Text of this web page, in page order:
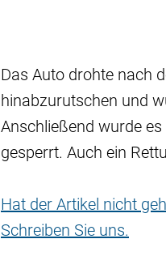
Das Auto drohte nach
hinabzurutschen und
Anschließend wurde
gesperrt. Auch ein
Hat der Artikel nicht
Schreiben Sie uns.